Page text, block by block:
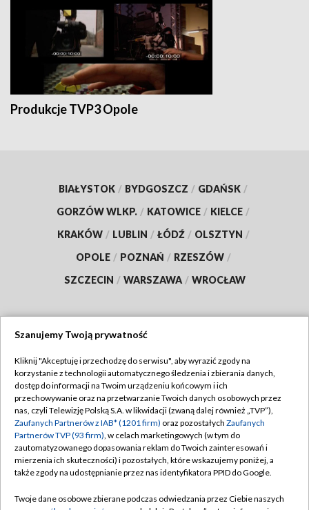
Produkcje TVP3 Opole
BIAŁYSTOK / BYDGOSZCZ / GDAŃSK /
GORZÓW WLKP. / KATOWICE / KIELCE /
KRAKÓW / LUBLIN / ŁÓDŹ / OLSZTYN /
OPOLE / POZNAŃ / RZESZÓW /
SZCZECIN / WARSZAWA / WROCŁAW
TVP
Abonament TVP
Emisja w TVP
Centrum informacji TVP
Naziemna Telewizja Cyfrowa
Regulamin TVP
Polityka prywatności
Moje zgody
Pomoc
Szanujemy Twoją prywatność
Kliknij "Akceptuję i przechodzę do serwisu", aby wyrazić zgody na
korzystanie z technologii automatycznego śledzenia i zbierania danych,
dostęp do informacji na Twoim urządzeniu końcowym i ich
przechowywanie oraz na przetwarzanie Twoich danych osobowych przez
nas, czyli Telewizję Polską S.A. w likwidacji (zwaną dalej również „TVP”),
Zaufanych Partnerów z IAB* (1201 firm) oraz pozostałych Zaufanych
Partnerów TVP (93 firm), w celach marketingowych (w tym do
zautomatyzowanego dopasowania reklam do Twoich zainteresowań i
mierzenia ich skuteczności) i pozostałych, które wskazujemy poniżej, a
także zgody na udostępnianie przez nas identyfikatora PPID do Google.
Twoje dane osobowe zbierane podczas odwiedzania przez Ciebie naszych